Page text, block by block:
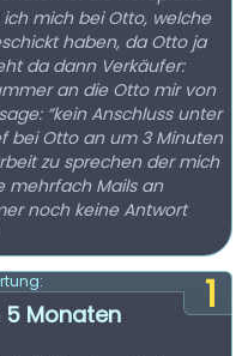
mich bei Otto, welche
haben, da Otto ja
da dann Verkäufer:
an die Otto mir von
“kein Anschluss unter
bei Otto an um 3 Minuten
zu sprechen der mich
mehrfach Mails an
noch keine Antwort
1
Monaten